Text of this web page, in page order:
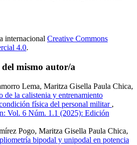
internacional Creative Commons
4.0.
mismo autor/a
Lema, Maritza Gisella Paula Chica,
de la calistenia y entrenamiento
física del personal militar ,
Vol. 6 Núm. 1.1 (2025): Edición
Pogo, Maritza Gisella Paula Chica,
bipodal y unipodal en potencia